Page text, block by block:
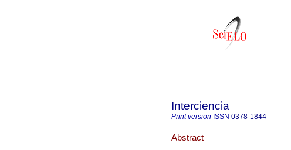
Interciencia
Print version ISSN 0378-1844
Abstract